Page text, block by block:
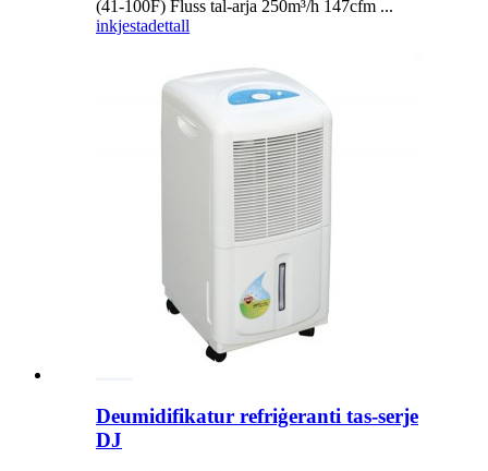
(41-100F) Fluss tal-arja 250m³/h 147cfm ...
inkjestadettall
Deumidifikatur refriġeranti tas-serje
DJ